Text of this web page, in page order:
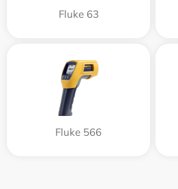
Fluke 63
Fluke 566